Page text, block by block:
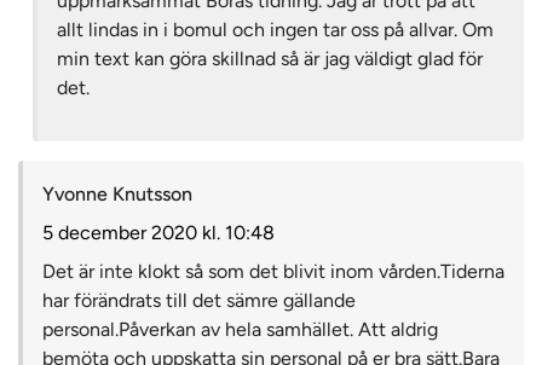
allt lindas in i bomul och ingen tar oss på allvar. Om
min text kan göra skillnad så är jag väldigt glad för
det.
Yvonne Knutsson
5 december 2020 kl. 10:48
Det är inte klokt så som det blivit inom vården.Tiderna
har förändrats till det sämre gällande
personal.Påverkan av hela samhället. Att aldrig
bemöta och uppskatta sin personal på er bra sätt.Bara